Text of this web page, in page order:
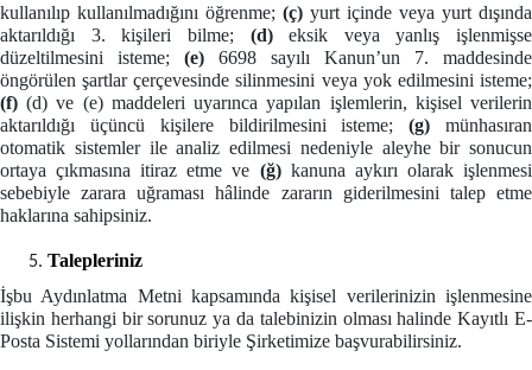
kullanılıp kullanılmadığını öğrenme; (ç) yurt içinde veya yurt dışında
aktarıldığı 3. kişileri bilme; (d)eksik veya yanlış işlenmişse
düzeltilmesini isteme; (e) 6698 sayılı Kanun’un 7. maddesinde
öngörülen şartlar çerçevesinde silinmesini veya yok edilmesini isteme;
(f) (d) ve (e) maddeleri uyarınca yapılan işlemlerin, kişisel verilerin
aktarıldığı üçüncü kişilere bildirilmesini isteme;(g) münhasıran
otomatik sistemler ile analiz edilmesi nedeniyle aleyhe bir sonucun
ortaya çıkmasına itiraz etme ve (ğ)kanuna aykırı olarak işlenmesi
sebebiyle zarara uğraması hâlinde zararın giderilmesini talep etme
haklarına sahipsiniz.
Talepleriniz
İşbu Aydınlatma Metni kapsamında kişisel verilerinizin işlenmesine
ilişkin herhangi bir sorunuz ya da talebinizin olması halinde Kayıtlı E-
Posta Sistemi yollarından biriyle Şirketimize başvurabilirsiniz.